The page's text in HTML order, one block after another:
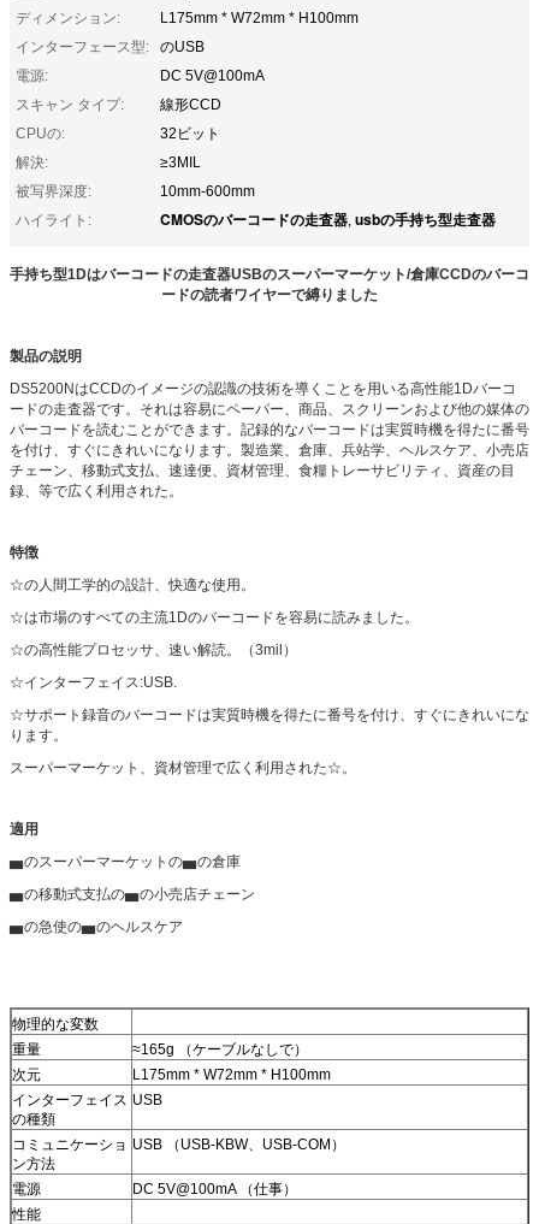
ディメンション:
L175mm * W72mm * H100mm
インターフェース型:
のUSB
電源:
DC 5V@100mA
スキャン タイプ:
線形CCD
CPUの:
32ビット
解決:
≥3MIL
被写界深度:
10mm-600mm
ハイライト:
CMOSのバーコードの走査器, usbの手持ち型走査器
手持ち型1Dはバーコードの走査器USBのスーパーマーケット/倉庫CCDのバーコ
ードの読者ワイヤーで縛りました
製品の説明
DS5200NはCCDのイメージの認識の技術を導くことを用いる高性能1Dバーコ
ードの走査器です。それは容易にペーパー、商品、スクリーンおよび他の媒体の
バーコードを読むことができます。記録的なバーコードは実質時機を得たに番号
を付け、すぐにきれいになります。製造業、倉庫、兵站学、ヘルスケア、小売店
チェーン、移動式支払、速達便、資材管理、食糧トレーサビリティ、資産の目
録、等で広く利用された。
特徴
☆の人間工学的の設計、快適な使用。
☆は市場のすべての主流1Dのバーコードを容易に読みました。
☆の高性能プロセッサ、速い解読。（3mil）
☆インターフェイス:USB.
☆サポート録音のバーコードは実質時機を得たに番号を付け、すぐにきれいにな
ります。
スーパーマーケット、資材管理で広く利用された☆。
適用
▅のスーパーマーケットの▅の倉庫
▅の移動式支払の▅の小売店チェーン
▅の急使の▅のヘルスケア
物理的な変数
重量
≈165g （ケーブルなしで）
次元
L175mm * W72mm * H100mm
インターフェイス
の種類
USB
コミュニケーショ
ン方法
USB （USB-KBW、USB-COM）
電源
DC 5V@100mA （仕事）
性能